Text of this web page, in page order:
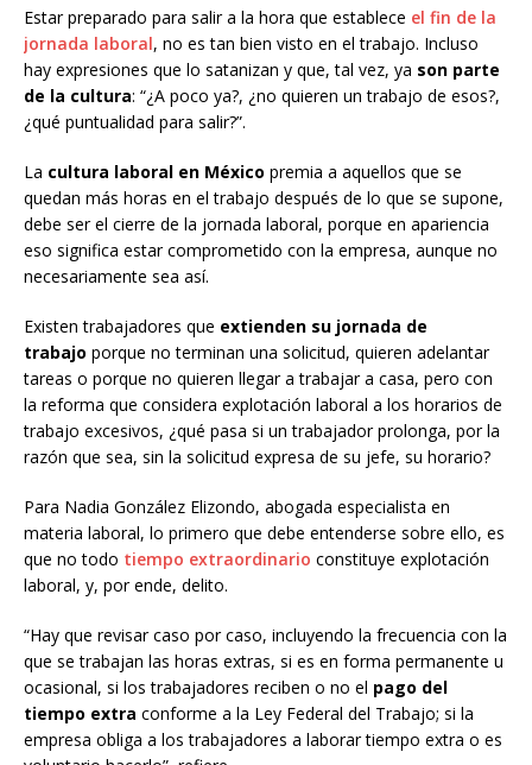
Estar preparado para salir a la hora que establece el fin de la
jornada laboral, no es tan bien visto en el trabajo. Incluso
hay expresiones que lo satanizan y que, tal vez, ya son parte
de la cultura: “¿A poco ya?, ¿no quieren un trabajo de esos?,
¿qué puntualidad para salir?”.
La cultura laboral en México premia a aquellos que se
quedan más horas en el trabajo después de lo que se supone,
debe ser el cierre de la jornada laboral, porque en apariencia
eso significa estar comprometido con la empresa, aunque no
necesariamente sea así.
Existen trabajadores que extienden su jornada de
trabajo porque no terminan una solicitud, quieren adelantar
tareas o porque no quieren llegar a trabajar a casa, pero con
la reforma que considera explotación laboral a los horarios de
trabajo excesivos, ¿qué pasa si un trabajador prolonga, por la
razón que sea, sin la solicitud expresa de su jefe, su horario?
Para Nadia González Elizondo, abogada especialista en
materia laboral, lo primero que debe entenderse sobre ello, es
que no todo tiempo extraordinario constituye explotación
laboral, y, por ende, delito.
“Hay que revisar caso por caso, incluyendo la frecuencia con la
que se trabajan las horas extras, si es en forma permanente u
ocasional, si los trabajadores reciben o no el pago del
tiempo extra conforme a la Ley Federal del Trabajo; si la
empresa obliga a los trabajadores a laborar tiempo extra o es